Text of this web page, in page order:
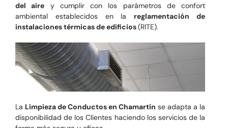
del aire y cumplir con los parámetros de confort
ambiental establecidos en la reglamentación de
instalaciones térmicas de edificios(RITE).
La Limpieza de Conductos en Chamartín se adapta a la
disponibilidad de los Clientes haciendo los servicios de la